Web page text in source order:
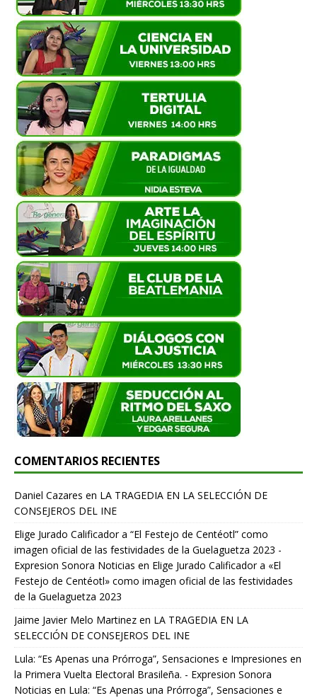
COMENTARIOS RECIENTES
Daniel Cazares en LA TRAGEDIA EN LA SELECCIÓN DE
CONSEJEROS DEL INE
Elige Jurado Calificador a “El Festejo de Centéotl” como
imagen oficial de las festividades de la Guelaguetza 2023 -
Expresion Sonora Noticias en Elige Jurado Calificador a «El
Festejo de Centéotl» como imagen oficial de las festividades
de la Guelaguetza 2023
Jaime Javier Melo Martinez en LA TRAGEDIA EN LA
SELECCIÓN DE CONSEJEROS DEL INE
Lula: “Es Apenas una Prórroga”, Sensaciones e Impresiones en
la Primera Vuelta Electoral Brasileña. - Expresion Sonora
Noticias en Lula: “Es Apenas una Prórroga”, Sensaciones e